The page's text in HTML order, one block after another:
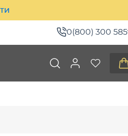
0(800) 300 585